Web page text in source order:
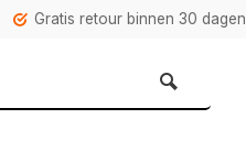
Gratis retour binnen 30 dagen